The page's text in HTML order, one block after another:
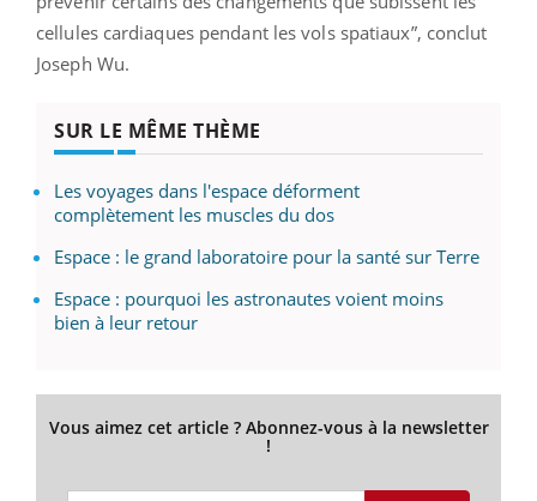
cellules cardiaques pendant les vols spatiaux”, conclut
Joseph Wu.
SUR LE MÊME THÈME
Les voyages dans l'espace déforment
complètement les muscles du dos
Espace : le grand laboratoire pour la santé sur Terre
Espace : pourquoi les astronautes voient moins
bien à leur retour
Vous aimez cet article ? Abonnez-vous à la newsletter
!